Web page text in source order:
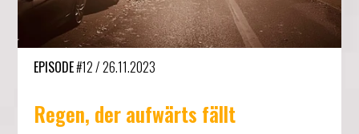
EPISODE#12/26.11.2023
Regen, der aufwärts fällt